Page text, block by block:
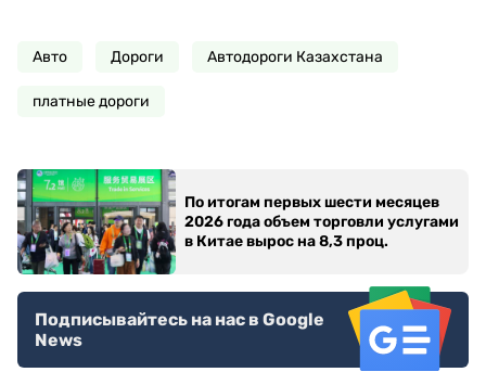
Авто Дороги Автодороги Казахстана
платные дороги
По итогам первых шести месяцев
2026 года объем торговли услугами
в Китае вырос на 8,3 проц.
Подписывайтесь на нас в Google
News